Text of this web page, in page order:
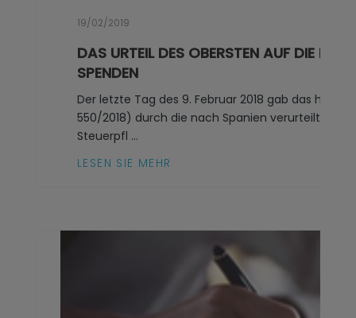
19/02/2019
DAS URTEIL DES OBERSTEN AUF DIE
SPENDEN
Der letzte Tag des 9. Februar 2018 gab das
550/2018) durch die nach Spanien verurteilt,
Steuerpfl ...
LESEN SIE MEHR